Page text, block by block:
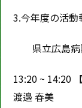
3.今年度の活動
県立広島病
13:20 ~ 14:20
渡邉 春美